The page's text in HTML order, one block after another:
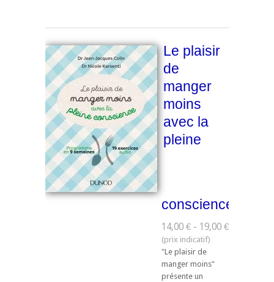
Le plaisir
de
manger
moins
avec la
pleine
conscience
14,00 € - 19,00 €
"Le plaisir de
manger moins"
présente un